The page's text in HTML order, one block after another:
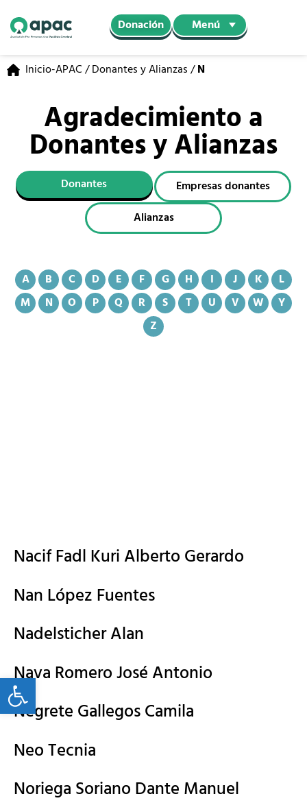
Open toolbar
Donación Menú
Inicio-APAC/Donantes y Alianzas/N
Agradecimiento a
Donantes y Alianzas
Donantes
Empresas donantes
Alianzas
A B C D E F G H I J K
L
M
N O P Q R S T U V W
Y
Z
Nacif Fadl Kuri Alberto Gerardo
Nan López Fuentes
Nadelsticher Alan
Nava Romero José Antonio
Negrete Gallegos Camila
Neo Tecnia
Noriega Soriano Dante Manuel